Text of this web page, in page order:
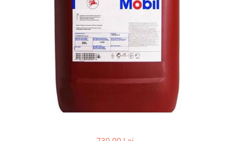
Restaurare faruri
Spalare si detailing rapid
Decontaminare vopsea
Dressing exterior
Intretinere moto
Intretinere barci